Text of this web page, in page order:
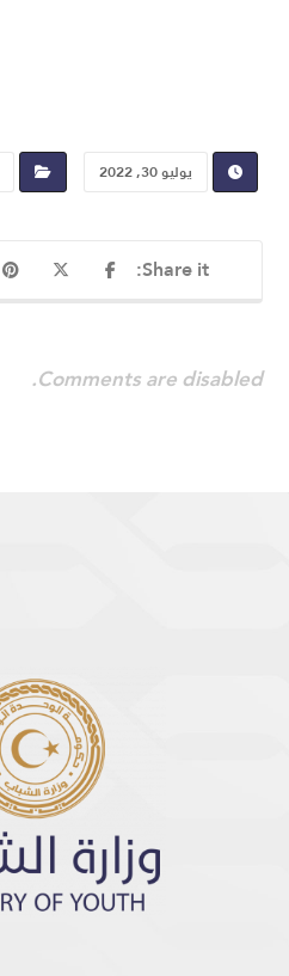
يوليو 30, 2022
Comments are disabled.